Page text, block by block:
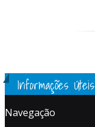
Informações Úteis
Navegação